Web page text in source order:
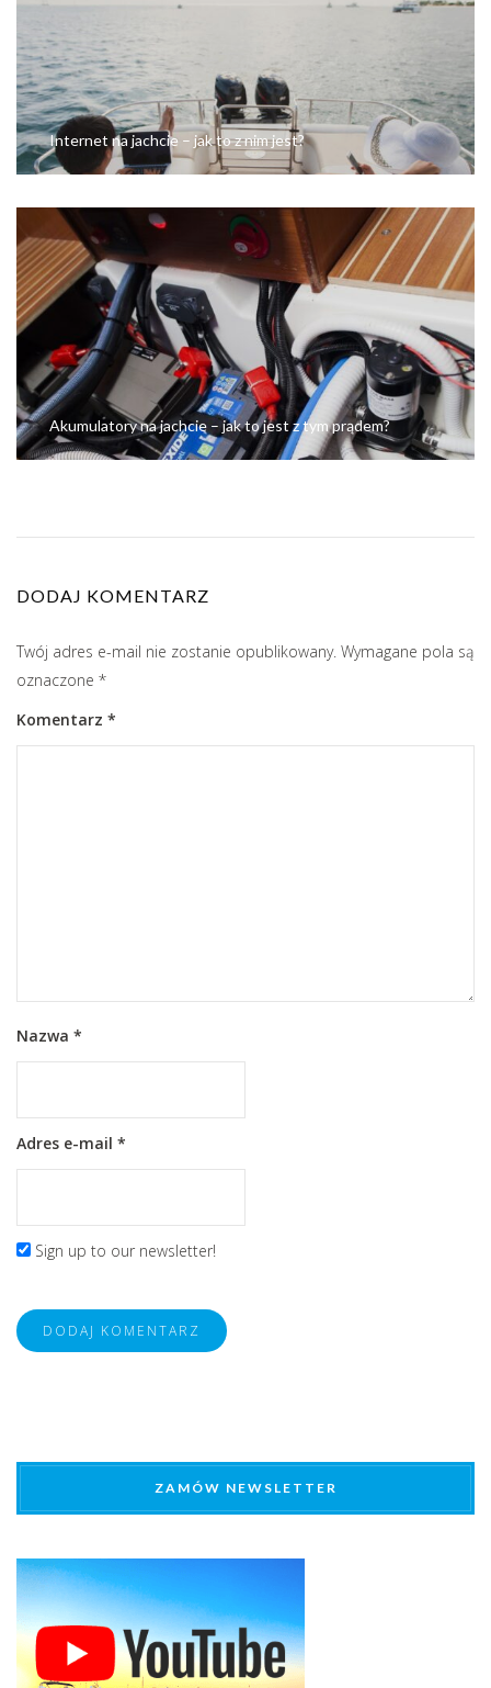
Internet na jachcie – jak to z nim jest?
Akumulatory na jachcie – jak to jest z tym prądem?
DODAJ KOMENTARZ
Twój adres e-mail nie zostanie opublikowany. Wymagane pola są
oznaczone *
Komentarz *
Nazwa *
Adres e-mail *
Sign up to our newsletter!
ZAMÓW NEWSLETTER